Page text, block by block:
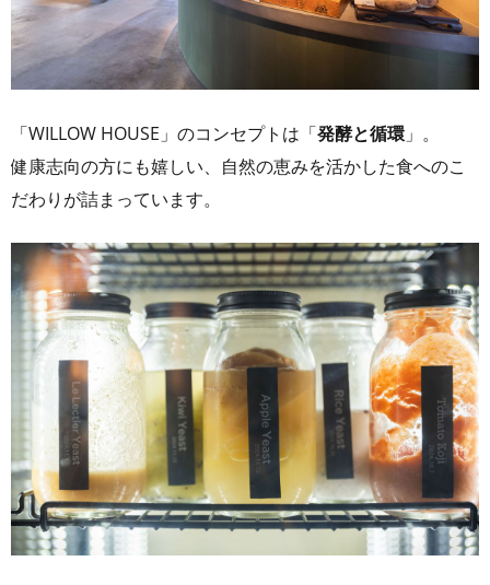
「WILLOW HOUSE」のコンセプトは「発酵と循環」。
健康志向の方にも嬉しい、自然の恵みを活かした食へのこ
だわりが詰まっています。